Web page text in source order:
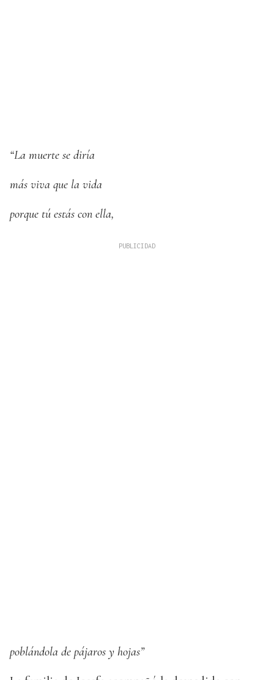
“La muerte se diría
más viva que la vida
porque tú estás con ella,
poblándola de pájaros y hojas”